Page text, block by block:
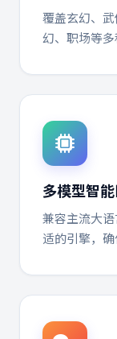
覆盖玄幻、
幻、职场等多
多模型智
兼容主流大
适的引擎，确